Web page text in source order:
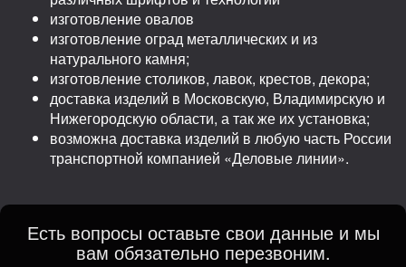
изготовление овалов
изготовление оград металлических и из
натурального камня;
изготовление столиков, лавок, крестов, декора;
доставка изделий в Московскую, Владимирскую и
Нижегородскую области, а так же их установка;
возможна доставка изделий в любую часть России
транспортной компанией «Деловые линии».
Есть вопросы оставьте свои данные и мы
вам обязательно перезвоним.